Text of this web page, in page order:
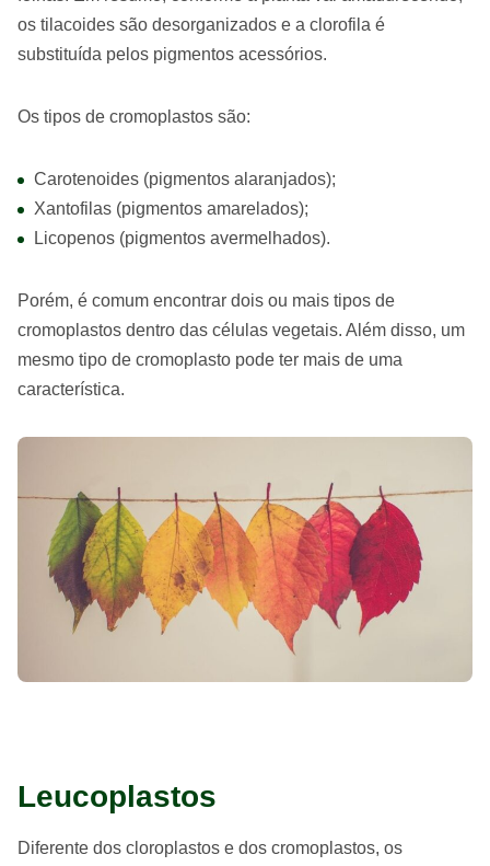
os tilacoides são desorganizados e a clorofila é
substituída pelos pigmentos acessórios.
Os tipos de cromoplastos são:
Carotenoides (pigmentos alaranjados);
Xantofilas (pigmentos amarelados);
Licopenos (pigmentos avermelhados).
Porém, é comum encontrar dois ou mais tipos de
cromoplastos dentro das células vegetais. Além disso, um
mesmo tipo de cromoplasto pode ter mais de uma
característica.
Leucoplastos
Diferente dos cloroplastos e dos cromoplastos, os